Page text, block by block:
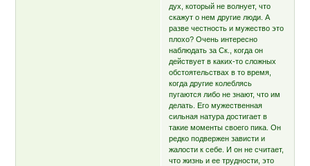
дух, который не волнует, что
скажут о нем другие люди. А
разве честность и мужество это
плохо? Очень интересно
наблюдать за Ск., когда он
действует в каких-то сложных
обстоятельствах в то время,
когда другие колеблясь
пугаются либо не знают, что им
делать. Его мужественная
сильная натура достигает в
такие моменты своего пика. Он
редко подвержен зависти и
жалости к себе. И он не считает,
что жизнь и ее трудности, это